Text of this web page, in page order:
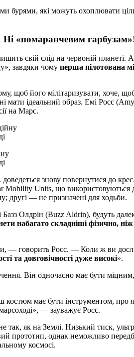
бурями, які можуть охоплювати
Ні «помаранчевим
свій слід на червоній планеті.
завдяки чому перша пілотована
щоб його мілітаризувати, хоче,
мати ідеальний образ. Емі Росс
на Марс.
знову повернутися до
Units, що використовуються
другі — не призначені для ходьби.
Олдрін (Buzz Aldrin), будуть
набагато складніші фізично,
— говорить Росс. — Коли ж ви
та довговічності дуже високі».
Він одночасно має бути
має бути інструментом,
— зауважує Росс.
так, як на Землі. Низький тиск,
прототип, однак неможливо
космосі.